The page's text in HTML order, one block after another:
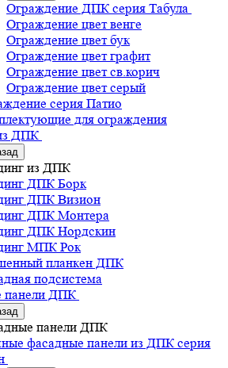
Ограждение ДПК серия Табула
Ограждение цвет венге
Ограждение цвет бук
Ограждение цвет графит
Ограждение цвет св.корич
Ограждение цвет серый
серия Патио
для ограждения
ДПК
из ДПК
ДПК Борк
ДПК Визион
ДПК Монтера
ДПК Нордскин
МПК Рок
планкен ДПК
подсистема
панели ДПК
панели ДПК
фасадные панели из ДПК серия